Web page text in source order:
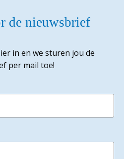
de nieuwsbrief
in en we sturen jou de
per mail toe!